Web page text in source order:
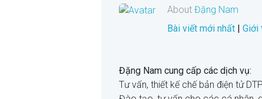
About Đặng Nam
Bài viết mới nhất| Giới
Đặng Nam cung cấp các dịch vụ:
Tư vấn, thiết kế chế bản điện tử